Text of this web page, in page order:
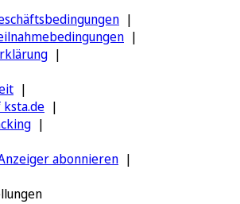
ksta.de
abonnieren